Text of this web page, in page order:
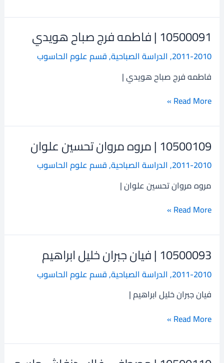
10500091 | فاطمه فرج صباح هويدي
2011-2010
, الدراسة الصباحية,قسم علوم الحاسوب
فاطمه فرج صباح هويدي |
10500091
فاطمه
فرج
صباح
هويدي
Read More »
10500109 | مروه مروان تحسين علوان
2011-2010
, الدراسة الصباحية,قسم علوم الحاسوب
مروه مروان تحسين علوان |
10500109
مروه
مروان
تحسين
علوان
Read More »
10500093 | فيان جبران خليل ابراهيم
2011-2010
, الدراسة الصباحية,قسم علوم الحاسوب
فيان جبران خليل ابراهيم |
10500093
فيان
جبران
خليل
ابراهيم
Read More »